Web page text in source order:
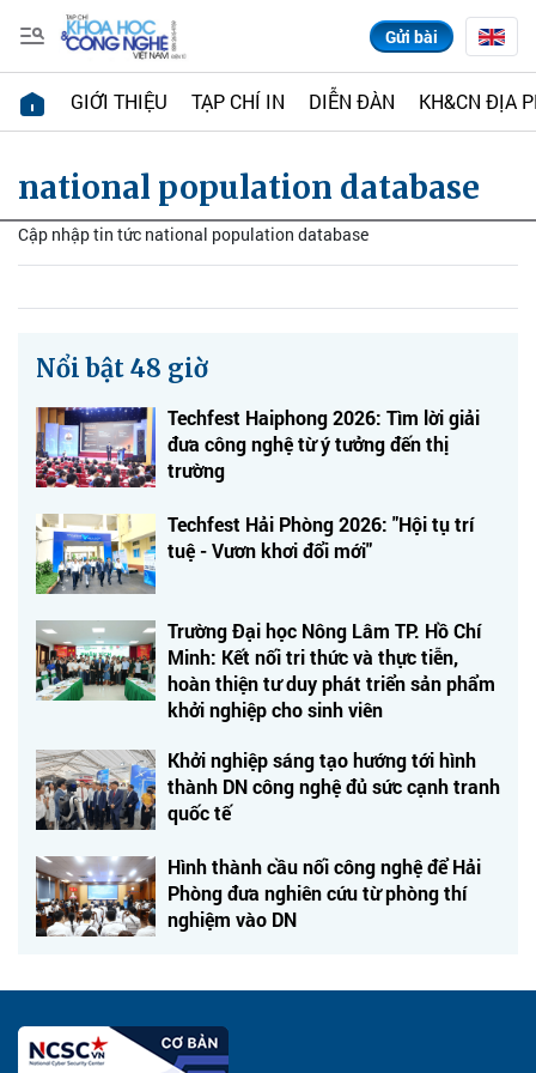
Gửi bài
GIỚI THIỆU TẠP CHÍ IN DIỄN ĐÀN KH&CN ĐỊA
national population database
Cập nhập tin tức national population database
Nổi bật 48 giờ
Techfest Haiphong 2026: Tìm lời giải
đưa công nghệ từ ý tưởng đến thị
trường
Techfest Hải Phòng 2026: "Hội tụ trí
tuệ - Vươn khơi đổi mới"
Trường Đại học Nông Lâm TP. Hồ Chí
Minh: Kết nối tri thức và thực tiễn,
hoàn thiện tư duy phát triển sản phẩm
khởi nghiệp cho sinh viên
Khởi nghiệp sáng tạo hướng tới hình
thành DN công nghệ đủ sức cạnh tranh
quốc tế
Hình thành cầu nối công nghệ để Hải
Phòng đưa nghiên cứu từ phòng thí
nghiệm vào DN